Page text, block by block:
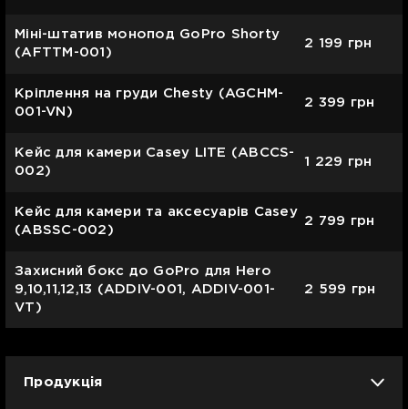
Міні-штатив монопод GoPro Shorty
(AFTTM-001)
2 199 грн
Кріплення на груди Chesty (AGCHM-
001-VN)
2 399 грн
Кейс для камери Casey LITE (ABCCS-
002)
1 229 грн
Кейс для камери та аксесуарів Casey
(ABSSC-002)
2 799 грн
Захисний бокс до GoPro для Hero
9,10,11,12,13 (ADDIV-001, ADDIV-001-
VT)
2 599 грн
Продукція